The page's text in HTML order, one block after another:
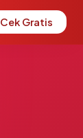
Cek Gratis